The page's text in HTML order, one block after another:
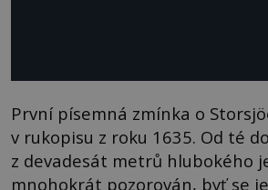
První písemná zmínka o
v rukopisu z roku 1635. Od té
z devadesát metrů hlubokého
mnohokrát pozorován, byť se